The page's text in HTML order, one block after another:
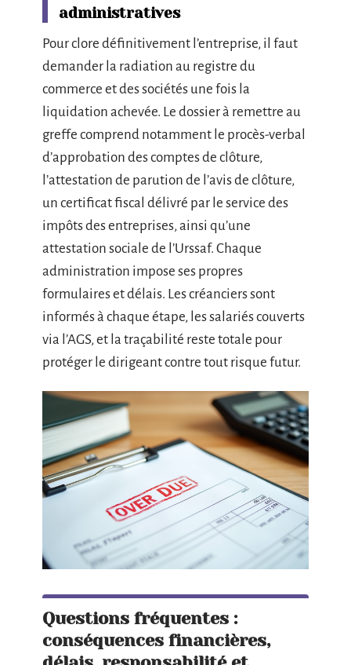
administratives
Pour clore définitivement l’entreprise, il faut
demander la radiation au registre du
commerce et des sociétés une fois la
liquidation achevée. Le dossier à remettre au
greffe comprend notamment le procès-verbal
d’approbation des comptes de clôture,
l’attestation de parution de l’avis de clôture,
un certificat fiscal délivré par le service des
impôts des entreprises, ainsi qu’une
attestation sociale de l’Urssaf. Chaque
administration impose ses propres
formulaires et délais. Les créanciers sont
informés à chaque étape, les salariés couverts
via l’AGS, et la traçabilité reste totale pour
protéger le dirigeant contre tout risque futur.
Questions fréquentes :
conséquences financières,